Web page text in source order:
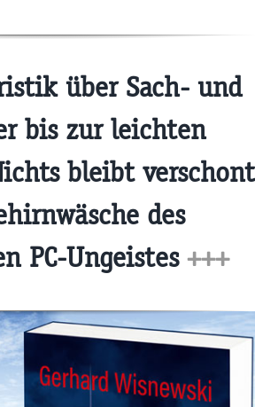
über Sach- und
bis zur leichten
bleibt verschont
des
PC-Ungeistes +++